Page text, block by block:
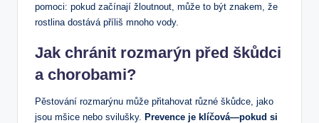
pomoci: pokud začínají žloutnout, může to být znakem, že
rostlina dostává příliš mnoho vody.
Jak chránit rozmarýn před škůdci
a chorobami?
Pěstování rozmarýnu může přitahovat různé škůdce, jako
jsou mšice nebo svilušky. Prevence je klíčová—pokud si